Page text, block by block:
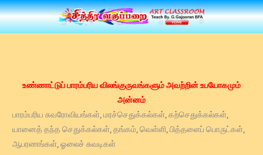
Skip
to
content
உண்ணாட்டுப் பாரம்பரிய விலங்குருவங்களும் அவற்றின் உபயோகமும்
அன்னம்
பாரம்பரிய சுவரோவியங்கள், மரச்செதுக்கல்கள், கற்செதுக்கல்கள்,
யானைத் தந்த செதுக்கல்கள், தங்கம், வெள்ளி, பித்தளைப் பொருட்கள்,
ஆபரணங்கள், ஓலைச் சுவடிகள்